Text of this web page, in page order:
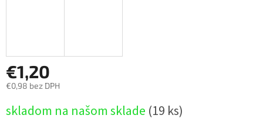
€1,20
€0,98 bez DPH
cena:
skladom na našom sklade (19 ks)